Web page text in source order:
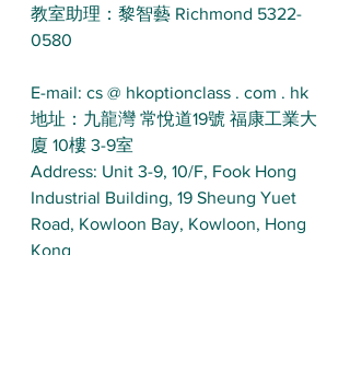
教室助理：黎智藝 Richmond 5322-
0580
E-mail: cs @ hkoptionclass . com . hk
地址：九龍灣 常悅道19號 福康工業大
廈 10樓 3-9室
Address: Unit 3-9, 10/F, Fook Hong
Industrial Building, 19 Sheung Yuet
Road, Kowloon Bay, Kowloon, Hong
Kong